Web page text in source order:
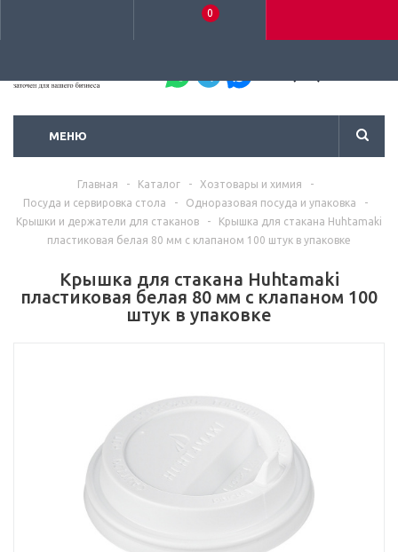
0
МЕНЮ
Главная - Каталог - Хозтовары и химия
-
Посуда и сервировка стола
- Одноразовая посуда и упаковка
-
Крышки и держатели для стаканов
-
Крышка для стакана Huhtamaki
пластиковая белая 80 мм с клапаном 100 штук в упаковке
Крышка для стакана Huhtamaki
пластиковая белая 80 мм с клапаном 100
штук в упаковке